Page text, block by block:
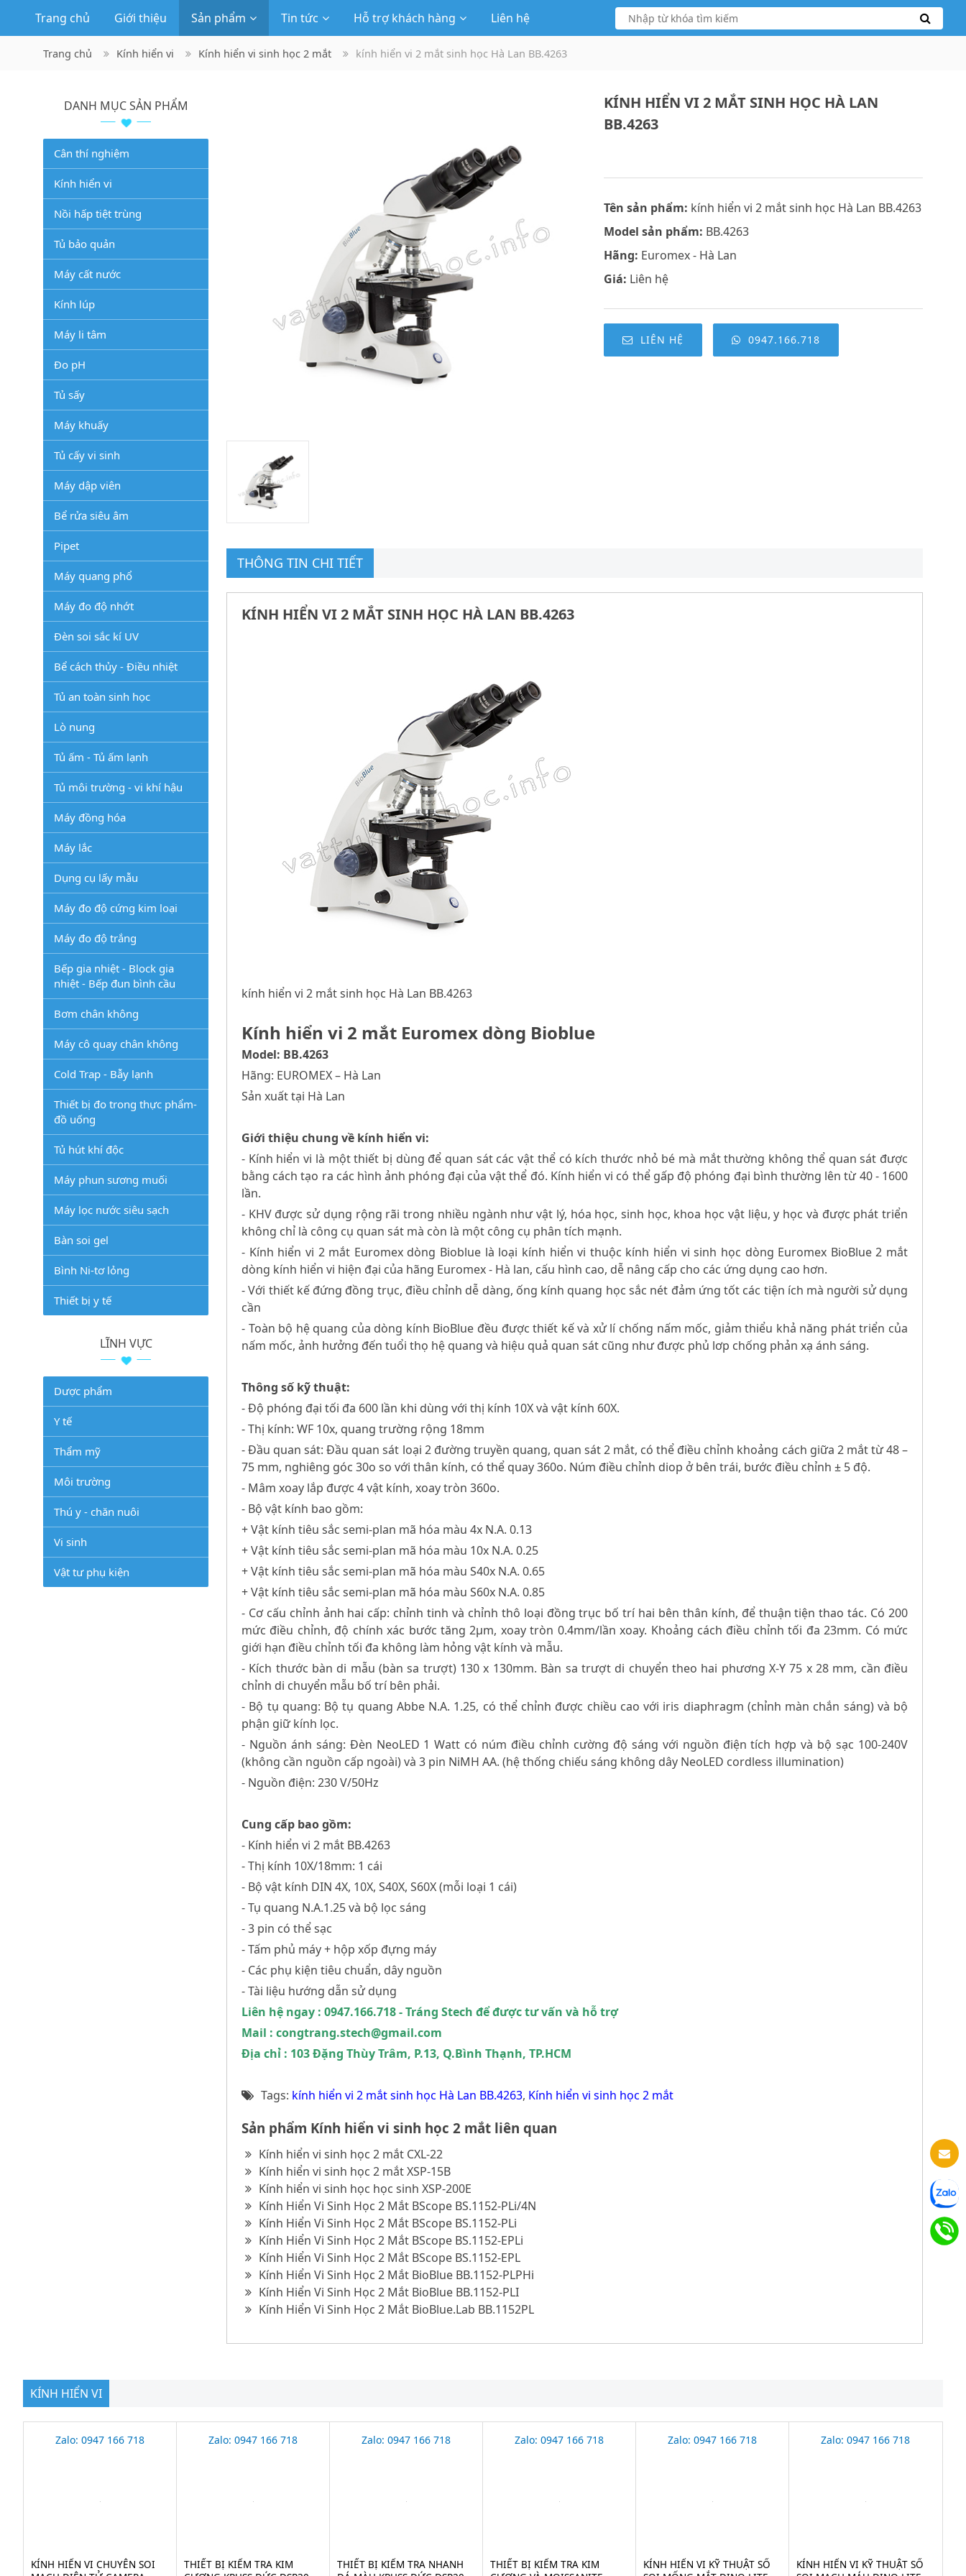
Trang chủ Giới thiệu Sản phẩm Tin tức Hỗ trợ khách hàng Liên hệ
Trang chủ Kính hiển vi Kính hiển vi sinh học 2 mắt kính hiển vi 2 mắt sinh học Hà Lan BB.4263
KÍNH HIỂN VI 2 MẮT SINH HỌC HÀ LAN
BB.4263
Tên sản phẩm: kính hiển vi 2 mắt sinh học Hà Lan BB.4263
Model sản phẩm: BB.4263
Hãng: Euromex - Hà Lan
Giá: Liên hệ
LIÊN HỆ 0947.166.718
THÔNG TIN CHI TIẾT
KÍNH HIỂN VI 2 MẮT SINH HỌC HÀ LAN BB.4263
kính hiển vi 2 mắt sinh học Hà Lan BB.4263
Kính hiển vi 2 mắt Euromex dòng Bioblue
Model: BB.4263
Hãng: EUROMEX – Hà Lan
Sản xuất tại Hà Lan
Giới thiệu chung về kính hiển vi:
- Kính hiển vi là một thiết bị dùng để quan sát các vật thể có kích thước nhỏ bé mà mắt thường không thể quan sát được
bằng cách tạo ra các hình ảnh phóng đại của vật thể đó. Kính hiển vi có thể gấp độ phóng đại bình thường lên từ 40 - 1600
lần.
- KHV được sử dụng rộng rãi trong nhiều ngành như vật lý, hóa học, sinh học, khoa học vật liệu, y học và được phát triển
không chỉ là công cụ quan sát mà còn là một công cụ phân tích mạnh.
- Kính hiển vi 2 mắt Euromex dòng Bioblue là loại kính hiển vi thuộc kính hiển vi sinh học dòng Euromex BioBlue 2 mắt
dòng kính hiển vi hiện đại của hãng Euromex - Hà lan, cấu hình cao, dễ nâng cấp cho các ứng dụng cao hơn.
- Với thiết kế đứng đồng trục, điều chỉnh dễ dàng, ống kính quang học sắc nét đảm ứng tốt các tiện ích mà người sử dụng
cần
- Toàn bộ hệ quang của dòng kính BioBlue đều được thiết kế và xử lí chống nấm mốc, giảm thiểu khả năng phát triển của
nấm mốc, ảnh hưởng đến tuổi thọ hệ quang và hiệu quả quan sát cũng như được phủ lơp chống phản xạ ánh sáng.
Thông số kỹ thuật:
- Độ phóng đại tối đa 600 lần khi dùng với thị kính 10X và vật kính 60X.
- Thị kính: WF 10x, quang trường rộng 18mm
- Đầu quan sát: Đầu quan sát loại 2 đường truyền quang, quan sát 2 mắt, có thể điều chỉnh khoảng cách giữa 2 mắt từ 48 –
75 mm, nghiêng góc 30o so với thân kính, có thể quay 360o. Núm điều chỉnh diop ở bên trái, bước điều chỉnh ± 5 độ.
- Mâm xoay lắp được 4 vật kính, xoay tròn 360o.
- Bộ vật kính bao gồm:
+ Vật kính tiêu sắc semi-plan mã hóa màu 4x N.A. 0.13
+ Vật kính tiêu sắc semi-plan mã hóa màu 10x N.A. 0.25
+ Vật kính tiêu sắc semi-plan mã hóa màu S40x N.A. 0.65
+ Vật kính tiêu sắc semi-plan mã hóa màu S60x N.A. 0.85
- Cơ cấu chỉnh ảnh hai cấp: chỉnh tinh và chỉnh thô loại đồng trục bố trí hai bên thân kính, để thuận tiện thao tác. Có 200
mức điều chỉnh, độ chính xác bước tăng 2μm, xoay tròn 0.4mm/lần xoay. Khoảng cách điều chỉnh tối đa 23mm. Có mức
giới hạn điều chỉnh tối đa không làm hỏng vật kính và mẫu.
- Kích thước bàn di mẫu (bàn sa trượt) 130 x 130mm. Bàn sa trượt di chuyển theo hai phương X-Y 75 x 28 mm, cần điều
chỉnh di chuyển mẫu bố trí bên phải.
- Bộ tụ quang: Bộ tụ quang Abbe N.A. 1.25, có thể chỉnh được chiều cao với iris diaphragm (chỉnh màn chắn sáng) và bộ
phận giữ kính lọc.
- Nguồn ánh sáng: Đèn NeoLED 1 Watt có núm điều chỉnh cường độ sáng với nguồn điện tích hợp và bộ sạc 100-240V
(không cần nguồn cấp ngoài) và 3 pin NiMH AA. (hệ thống chiếu sáng không dây NeoLED cordless illumination)
- Nguồn điện: 230 V/50Hz
Cung cấp bao gồm:
- Kính hiển vi 2 mắt BB.4263
- Thị kính 10X/18mm: 1 cái
- Bộ vật kính DIN 4X, 10X, S40X, S60X (mỗi loại 1 cái)
- Tụ quang N.A.1.25 và bộ lọc sáng
- 3 pin có thể sạc
- Tấm phủ máy + hộp xốp đựng máy
- Các phụ kiện tiêu chuẩn, dây nguồn
- Tài liệu hướng dẫn sử dụng
Liên hệ ngay : 0947.166.718 - Tráng Stech để được tư vấn và hỗ trợ
Mail : congtrang.stech@gmail.com
Địa chỉ : 103 Đặng Thùy Trâm, P.13, Q.Bình Thạnh, TP.HCM
Tags: kính hiển vi 2 mắt sinh học Hà Lan BB.4263, Kính hiển vi sinh học 2 mắt
Sản phẩm Kính hiển vi sinh học 2 mắt liên quan
Kính hiển vi sinh học 2 mắt CXL-22
Kính hiển vi sinh học 2 mắt XSP-15B
Kính hiển vi sinh học học sinh XSP-200E
Kính Hiển Vi Sinh Học 2 Mắt BScope BS.1152-PLi/4N
Kính Hiển Vi Sinh Học 2 Mắt BScope BS.1152-PLi
Kính Hiển Vi Sinh Học 2 Mắt BScope BS.1152-EPLi
Kính Hiển Vi Sinh Học 2 Mắt BScope BS.1152-EPL
Kính Hiển Vi Sinh Học 2 Mắt BioBlue BB.1152-PLPHi
Kính Hiển Vi Sinh Học 2 Mắt BioBlue BB.1152-PLI
Kính Hiển Vi Sinh Học 2 Mắt BioBlue.Lab BB.1152PL
DANH MỤC SẢN PHẨM
Cân thí nghiệm
Kính hiển vi
Nồi hấp tiệt trùng
Tủ bảo quản
Máy cất nước
Kính lúp
Máy li tâm
Đo pH
Tủ sấy
Máy khuấy
Tủ cấy vi sinh
Máy dập viên
Bể rửa siêu âm
Pipet
Máy quang phổ
Máy đo độ nhớt
Đèn soi sắc kí UV
Bể cách thủy - Điều nhiệt
Tủ an toàn sinh học
Lò nung
Tủ ấm - Tủ ấm lạnh
Tủ môi trường - vi khí hậu
Máy đồng hóa
Máy lắc
Dụng cụ lấy mẫu
Máy đo độ cứng kim loại
Máy đo độ trắng
Bếp gia nhiệt - Block gia
nhiệt - Bếp đun bình cầu
Bơm chân không
Máy cô quay chân không
Cold Trap - Bẫy lạnh
Thiết bị đo trong thực phẩm-
đồ uống
Tủ hút khí độc
Máy phun sương muối
Máy lọc nước siêu sạch
Bàn soi gel
Bình Ni-tơ lỏng
Thiết bị y tế
LĨNH VỰC
Dược phẩm
Y tế
Thẩm mỹ
Môi trường
Thú y - chăn nuôi
Vi sinh
Vật tư phụ kiện
KÍNH HIỂN VI
Zalo: 0947 166 718
KÍNH HIỂN VI CHUYÊN SOI
Zalo: 0947 166 718
THIẾT BỊ KIỂM TRA KIM
Zalo: 0947 166 718
THIẾT BỊ KIỂM TRA NHANH
Zalo: 0947 166 718
THIẾT BỊ KIỂM TRA KIM
Zalo: 0947 166 718
KÍNH HIỂN VI KỸ THUẬT SỐ
Zalo: 0947 166 718
KÍNH HIỂN VI KỸ THUẬT SỐ